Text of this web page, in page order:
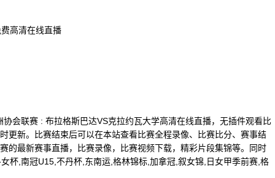
高清在线直播
会联赛 : 布拉格斯巴达VS克拉约瓦大学高清在线直播，无插件观看比
更新。比赛结束后可以在本站查看比赛全程录像、比赛比分、赛事结
的最新赛事直播，比赛录像，比赛视频下载，精彩片段集锦等。同时
杯,南冠U15,不丹杯,东南运,格林锦标,加拿冠,叙女锦,日女甲季前赛,格